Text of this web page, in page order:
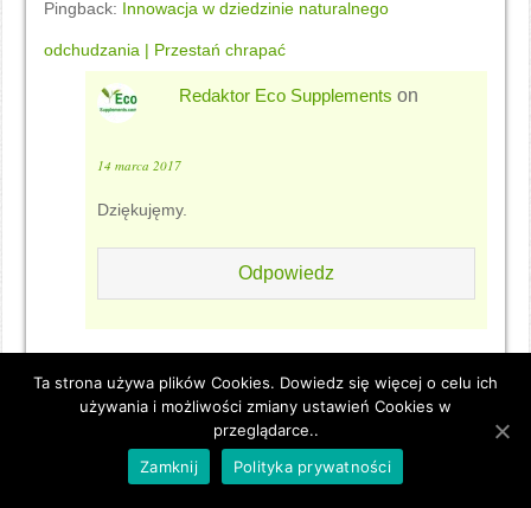
Pingback: Innowacja w dziedzinie naturalnego
odchudzania | Przestań chrapać
Redaktor Eco Supplements on
14 marca 2017
Dziękujęmy.
Odpowiedz
Eco Slim ™ – Opinia – Rzetelna Ocena i Referencje
| (Eco Supplements)
Eco Slim Green Coffee ™ – Najprostszym
Ta strona używa plików Cookies. Dowiedz się więcej o celu ich
używania i możliwości zmiany ustawień Cookies w
przeglądarce..
Zamknij
Polityka prywatności